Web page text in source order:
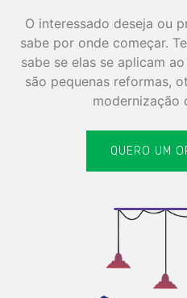
O interessado deseja ou
sabe por onde começar.
sabe se elas se aplicam
são pequenas reformas,
modernização
QUERO UM